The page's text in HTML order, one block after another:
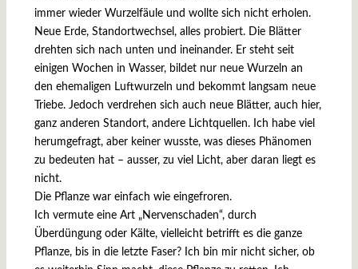
immer wieder Wurzelfäule und wollte sich nicht erholen.
Neue Erde, Standortwechsel, alles probiert. Die Blätter
drehten sich nach unten und ineinander. Er steht seit
einigen Wochen in Wasser, bildet nur neue Wurzeln an
den ehemaligen Luftwurzeln und bekommt langsam neue
Triebe. Jedoch verdrehen sich auch neue Blätter, auch hier,
ganz anderen Standort, andere Lichtquellen. Ich habe viel
herumgefragt, aber keiner wusste, was dieses Phänomen
zu bedeuten hat – ausser, zu viel Licht, aber daran liegt es
nicht.
Die Pflanze war einfach wie eingefroren.
Ich vermute eine Art „Nervenschaden“, durch
Überdüngung oder Kälte, vielleicht betrifft es die ganze
Pflanze, bis in die letzte Faser? Ich bin mir nicht sicher, ob